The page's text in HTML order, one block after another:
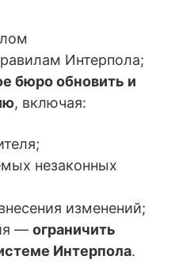
Интерпола;
бюро обновить и
, включая:
незаконных
изменений;
— ограничить
Интерпола.